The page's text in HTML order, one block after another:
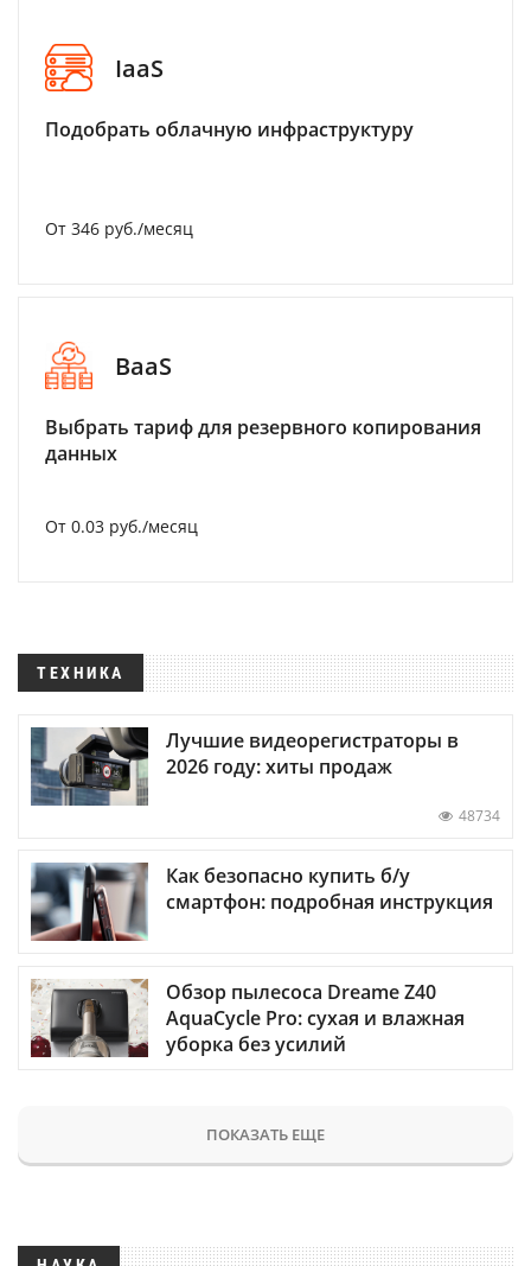
IaaS
Подобрать облачную инфраструктуру
От 346 руб./месяц
BaaS
Выбрать тариф для резервного копирования
данных
От 0.03 руб./месяц
ТЕХНИКА
Лучшие видеорегистраторы в
2026 году: хиты продаж
48734
Как безопасно купить б/у
смартфон: подробная инструкция
Обзор пылесоса Dreame Z40
AquaCycle Pro: сухая и влажная
уборка без усилий
ПОКАЗАТЬ ЕЩЕ